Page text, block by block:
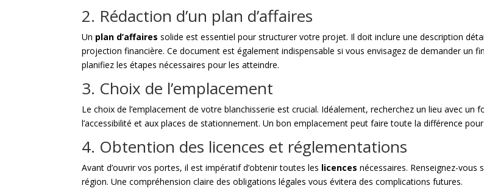
2. Rédaction d’un plan d’affaires
Un plan d’affaires solide est essentiel pour structurer votre projet. Il doit inclure une description
projection financière. Ce document est également indispensable si vous envisagez de demander
planifiez les étapes nécessaires pour les atteindre.
3. Choix de l’emplacement
Le choix de l’emplacement de votre blanchisserie est crucial. Idéalement, recherchez un lieu avec
l’accessibilité et aux places de stationnement. Un bon emplacement peut faire toute la différence
4. Obtention des licences et réglementations
Avant d’ouvrir vos portes, il est impératif d’obtenir toutes les licences nécessaires. Renseignez-vous
région. Une compréhension claire des obligations légales vous évitera des complications futures.